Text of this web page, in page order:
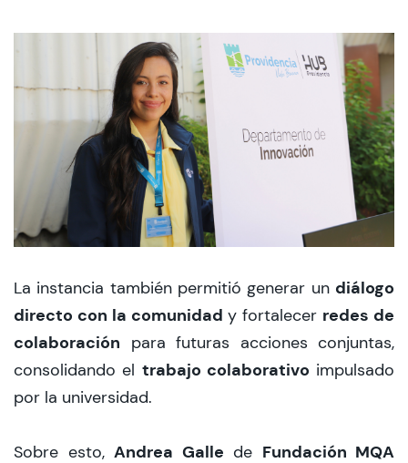
La instancia también permitió generar un diálogo
directo con la comunidad y fortalecer redes de
colaboración para futuras acciones conjuntas,
consolidando el trabajo colaborativo impulsado
por la universidad.
Sobre esto, Andrea Galle de Fundación MQA